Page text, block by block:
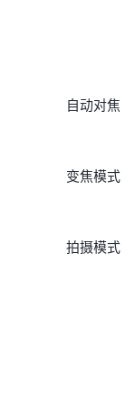
自动对焦
变焦模式
拍摄模式